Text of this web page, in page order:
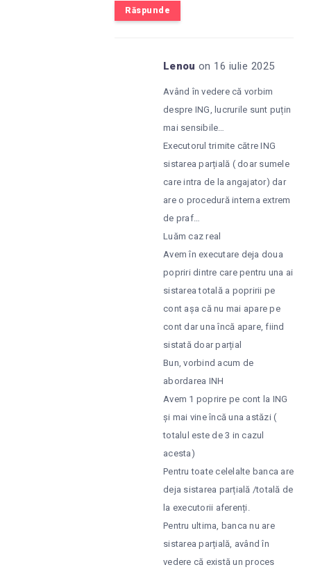
Răspunde
Lenou on 16 iulie 2025
Având în vedere că vorbim
despre ING, lucrurile sunt puțin
mai sensibile…
Executorul trimite către ING
sistarea parțială ( doar sumele
care intra de la angajator) dar
are o procedură interna extrem
de praf…
Luăm caz real
Avem în executare deja doua
popriri dintre care pentru una ai
sistarea totală a popririi pe
cont așa că nu mai apare pe
cont dar una încă apare, fiind
sistată doar parțial
Bun, vorbind acum de
abordarea INH
Avem 1 poprire pe cont la ING
și mai vine încă una astăzi (
totalul este de 3 in cazul
acesta)
Pentru toate celelalte banca are
deja sistarea parțială /totală de
la executorii aferenți.
Pentru ultima, banca nu are
sistarea parțială, având în
vedere că există un proces